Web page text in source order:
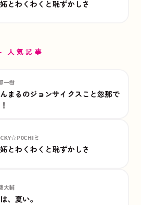
とわくわくと恥ずかしさ
人気記事
一樹
まるのジョンサイクスこと忽那で
ミ
とわくわくと恥ずかしさ
大輔
、夏い。